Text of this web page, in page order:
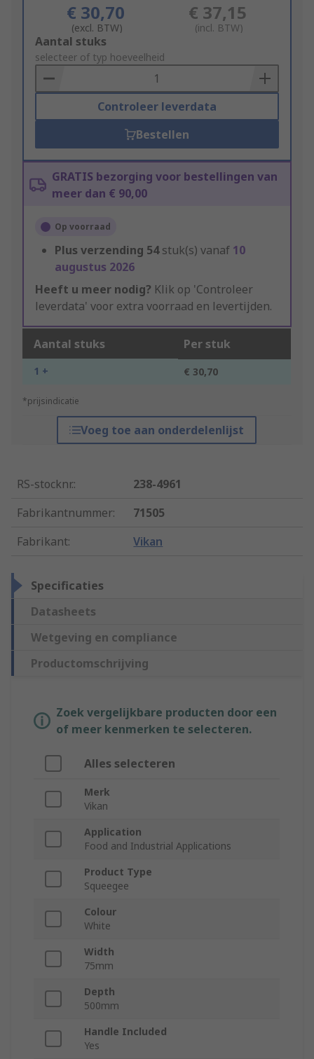
€ 30,70
(excl. BTW)
€ 37,15
(incl. BTW)
Add
to
Basket
Aantal stuks
selecteer of typ hoeveelheid
Controleer leverdata
Bestellen
GRATIS bezorging voor bestellingen van
meer dan € 90,00
Op voorraad
Plus verzending 54stuk(s) vanaf 10
augustus 2026
Heeft u meer nodig? Klik op 'Controleer
leverdata' voor extra voorraad en levertijden.
Aantal stuks Per stuk
1 + € 30,70
*prijsindicatie
Voeg toe aan onderdelenlijst
RS-stocknr.:
238-4961
Fabrikantnummer:
71505
Fabrikant: Vikan
Specificaties
Datasheets
Wetgeving en compliance
Productomschrijving
Zoek vergelijkbare producten door een
of meer kenmerken te selecteren.
Alles selecteren
Merk
Vikan
Application
Food and Industrial Applications
Product Type
Squeegee
Colour
White
Width
75mm
Depth
500mm
Handle Included
Yes